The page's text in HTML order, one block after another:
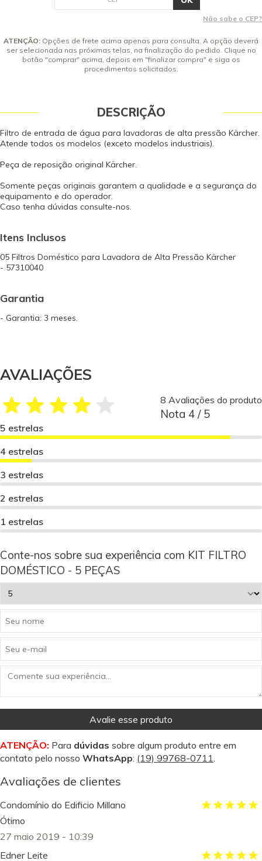
Não sabe o CEP?
ATENÇÃO: Opções de frete acima apenas para consulta. A opção deverá
ser selecionada nas próximas telas, na finalização do pedido. Clique no
botão "comprar" acima, depois em "finalizar compra" e siga os
procedimentos solicitados.
DESCRIÇÃO
Filtro de entrada de água para lavadoras de alta pressão Kärcher.
Atende todos os modelos (exceto modelos industriais).
Peça de reposição original Kärcher.
Somente peças originais garantem a qualidade e a segurança do
equipamento e do operador.
Caso tenha dúvidas consulte-nos.
Itens Inclusos
05 Filtros Doméstico para Lavadora de Alta Pressão Kärcher
- 57310040
Garantia
- Garantia: 3 meses.
AVALIAÇÕES
8 Avaliações do produto
Nota 4 / 5
5 estrelas
4 estrelas
3 estrelas
2 estrelas
1 estrelas
Conte-nos sobre sua experiência com KIT FILTRO
DOMÉSTICO - 5 PEÇAS
Avalie esse produto
ATENÇÃO: Para dúvidas sobre algum produto entre em
contato pelo nosso WhatsApp: (19) 99768-0711.
Avaliações de clientes
Condomínio do Edificio Millano
Ótimo
27 maio 2019 - 10:39
Edner Leite